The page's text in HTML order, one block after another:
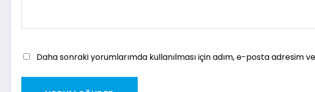
Daha sonraki yorumlarımda kullanılması için adım, e-posta adresim